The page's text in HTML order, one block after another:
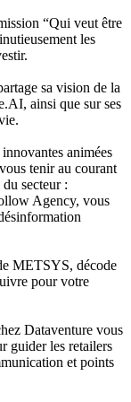
“Qui veut être
les
sa vision de la
ainsi que sur ses
animées
tenir au courant
secteur :
Agency, vous
METSYS, décode
pour votre
Dataventure vous
guider les retailers
et points